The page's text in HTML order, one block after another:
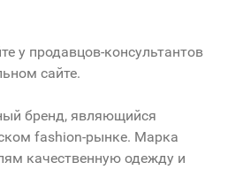
у продавцов-консультантов
сайте.
бренд, являющийся
fashion-рынке. Марка
качественную одежду и